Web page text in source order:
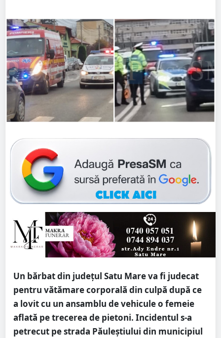
Un bărbat din județul Satu Mare va fi judecat
pentru vătămare corporală din culpă după ce
a lovit cu un ansamblu de vehicule o femeie
aflată pe trecerea de pietoni. Incidentul s-a
petrecut pe strada Păuleștiului din municipiul